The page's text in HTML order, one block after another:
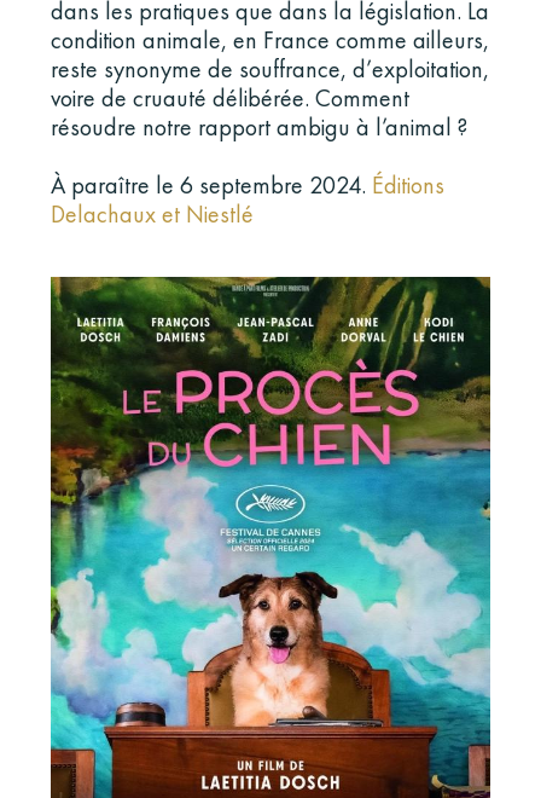
dans les pratiques que dans la législation. La
condition animale, en France comme ailleurs,
reste synonyme de souffrance, d’exploitation,
voire de cruauté délibérée. Comment
résoudre notre rapport ambigu à l’animal ?
À paraître le 6 septembre 2024. Éditions
Delachaux et Niestlé